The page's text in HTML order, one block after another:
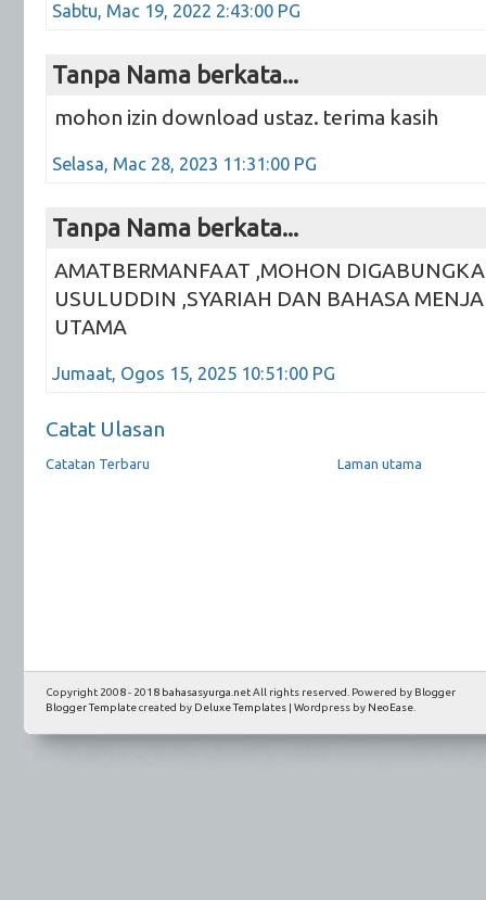
Sabtu, Mac 19, 2022 2:43:00 PG
Tanpa Nama berkata...
mohon izin download ustaz. terima kasih
Selasa, Mac 28, 2023 11:31:00 PG
Tanpa Nama berkata...
AMATBERMANFAAT ,MOHON
USULUDDIN ,SYARIAH DAN BAHASA
UTAMA
Jumaat, Ogos 15, 2025 10:51:00 PG
Catat Ulasan
Catatan Terbaru Laman utama
Copyright 2008 - 2018 bahasasyurga.netAll rights reserved. Powered by Blogger
Blogger Templatecreated by Deluxe Templates | Wordpress by NeoEase